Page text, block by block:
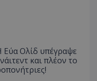
Εύα Ολίδ υπέγραψε
και πλέον το